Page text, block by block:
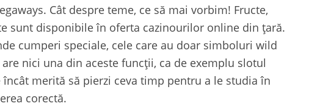
Cât despre teme, ce să mai vorbim! Fructe,
sunt disponibile în oferta cazinourilor online din țară.
cumperi speciale, cele care au doar simboluri wild
nici una din aceste funcții, ca de exemplu slotul
merită să pierzi ceva timp pentru a le studia în
corectă.